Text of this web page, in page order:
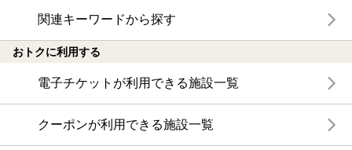
関連キーワードから探す
おトクに利用する
電子チケットが利用できる施設一覧
クーポンが利用できる施設一覧